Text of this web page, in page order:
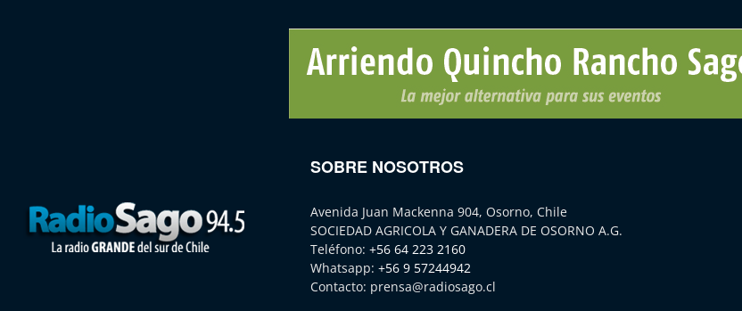
SOBRE NOSOTROS
Avenida Juan Mackenna 904, Osorno, Chile
SOCIEDAD AGRICOLA Y GANADERA DE OSORNO A.G.
Teléfono: +56 64 223 2160
Whatsapp: +56 9 57244942
Contacto: prensa@radiosago.cl